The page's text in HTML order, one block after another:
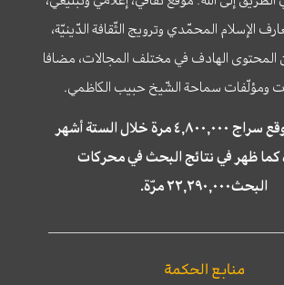
الإسلام المحمّدي وترويج الثّقافة الدّينيّة،
الهادف في مختلف المجالات، مضافا
ومؤلّفات سماحة الشّيخ حبيب الكاظمي.
تمّت زيارة موقع سراج ٤,٨٠٠,٠٠٠ مرة خلال الستة أشهر
كما ظهر في نتائج البحث في محركات
البحث٢٢,٢٩٠,٠٠٠ مرّة.
منابع الحكمة